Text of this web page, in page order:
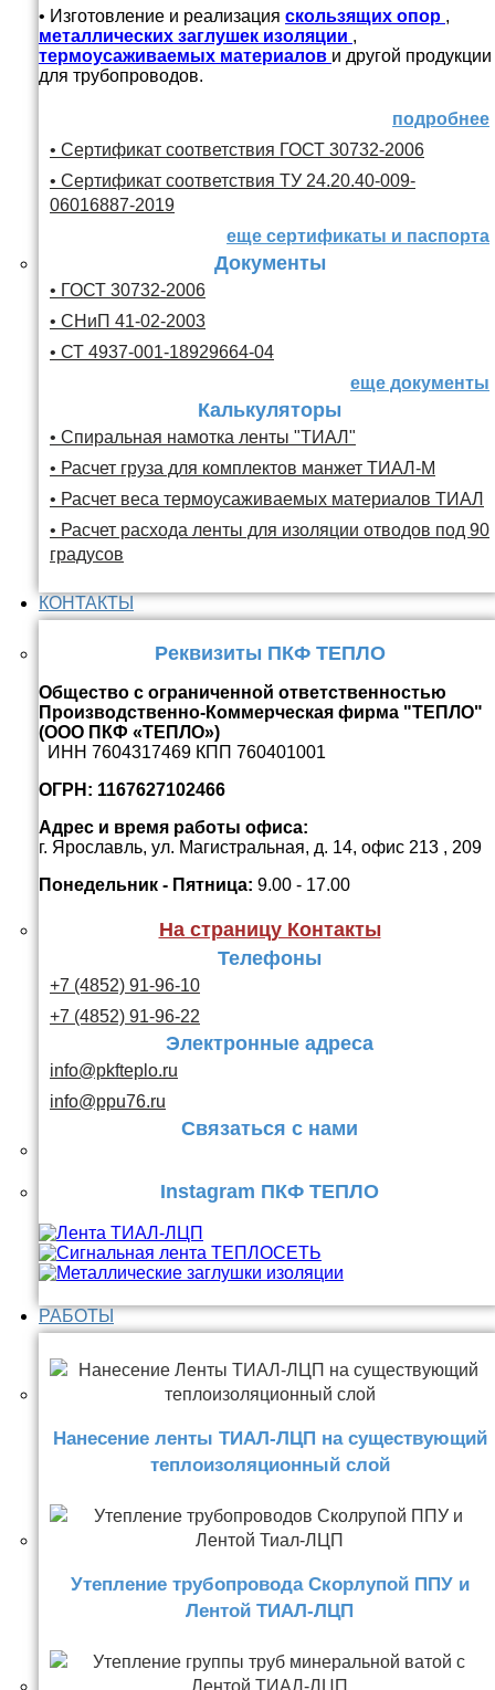
• Изготовление и реализация скользящих опор ,
металлических заглушек изоляции ,
термоусаживаемых материалов и другой продукции
для трубопроводов.
подробнее
• Сертификат соответствия ГОСТ 30732-2006
• Сертификат соответствия ТУ 24.20.40-009-
06016887-2019
еще сертификаты и паспорта
Документы
• ГОСТ 30732-2006
• СНиП 41-02-2003
• СТ 4937-001-18929664-04
еще документы
Калькуляторы
• Спиральная намотка ленты "ТИАЛ"
• Расчет груза для комплектов манжет ТИАЛ-М
• Расчет веса термоусаживаемых материалов ТИАЛ
• Расчет расхода ленты для изоляции отводов под 90
градусов
КОНТАКТЫ
Реквизиты ПКФ ТЕПЛО
Общество с ограниченной ответственностью
Производственно-Коммерческая фирма "ТЕПЛО"
(ООО ПКФ «ТЕПЛО»)
ИНН 7604317469 КПП 760401001
ОГРН: 1167627102466
Адрес и время работы офиса:
г. Ярославль, ул. Магистральная, д. 14, офис 213 , 209
Понедельник - Пятница: 9.00 - 17.00
На страницу Контакты
Телефоны
+7 (4852) 91-96-10
+7 (4852) 91-96-22
Электронные адреса
info@pkfteplo.ru
info@ppu76.ru
Связаться с нами
Instagram ПКФ ТЕПЛО
РАБОТЫ
Нанесение ленты ТИАЛ-ЛЦП на существующий
теплоизоляционный слой
Утепление трубопровода Скорлупой ППУ и
Лентой ТИАЛ-ЛЦП